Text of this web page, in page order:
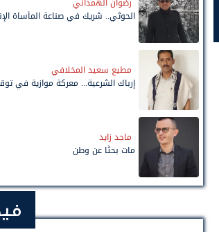
الحوثي.. شريك في صناعة المأساة
مطيع سعيد المخلافي
إرباك الشرعية... معركة موازية في
ماجد زايد
مات بحثًا عن وطن